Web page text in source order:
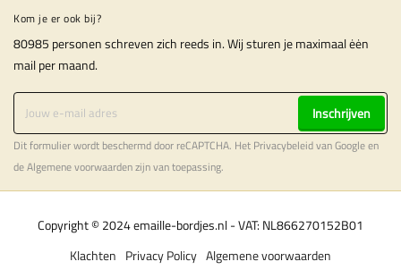
Kom je er ook bij?
80985 personen schreven zich reeds in. Wij sturen je maximaal ėėn
mail per maand.
Inschrijven
Dit formulier wordt beschermd door reCAPTCHA. Het Privacybeleidvan Google en
deAlgemene voorwaardenzijn van toepassing.
Copyright © 2024 emaille-bordjes.nl - VAT: NL866270152B01
Algemene voorwaarden
Privacy Policy
Klachten